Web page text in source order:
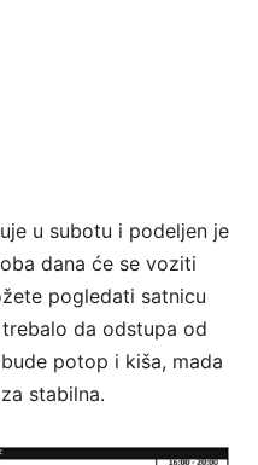
u subotu i podeljen je
dana će se voziti
pogledati satnicu
da odstupa od
potop i kiša, mada
stabilna.